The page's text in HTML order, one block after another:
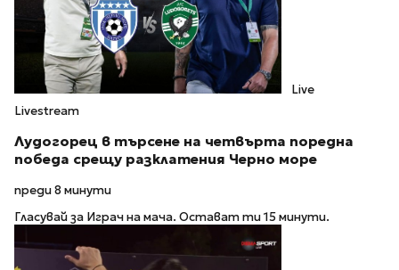
Live
Livestream
Лудогорец в търсене на четвърта поредна
победа срещу разклатения Черно море
преди 8 минути
Гласувай за Играч на мача. Остават ти 15 минути.